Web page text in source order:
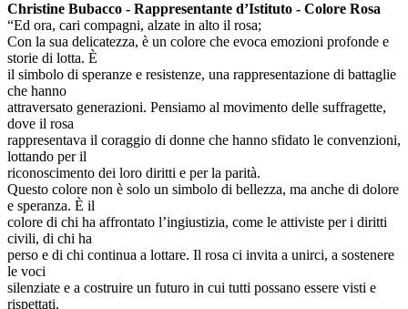
Christine Bubacco - Rappresentante d’Istituto - Colore Rosa
“Ed ora, cari compagni, alzate in alto il rosa;
Con la sua delicatezza, è un colore che evoca emozioni profonde e
storie di lotta. È
il simbolo di speranze e resistenze, una rappresentazione di battaglie
che hanno
attraversato generazioni. Pensiamo al movimento delle suffragette,
dove il rosa
rappresentava il coraggio di donne che hanno sfidato le convenzioni,
lottando per il
riconoscimento dei loro diritti e per la parità.
Questo colore non è solo un simbolo di bellezza, ma anche di dolore
e speranza. È il
colore di chi ha affrontato l’ingiustizia, come le attiviste per i diritti
civili, di chi ha
perso e di chi continua a lottare. Il rosa ci invita a unirci, a sostenere
le voci
silenziate e a costruire un futuro in cui tutti possano essere visti e
rispettati.